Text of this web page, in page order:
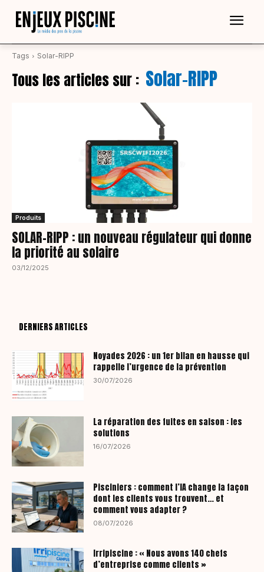
Tags Solar-RIPP
Tous les articles sur : Solar-RIPP
Produits
SOLAR-RIPP : un nouveau régulateur qui donne
la priorité au solaire
03/12/2025
DERNIERS ARTICLES
Noyades 2026 : un 1er bilan en hausse qui
rappelle l’urgence de la prévention
30/07/2026
La réparation des fuites en saison : les
solutions
16/07/2026
Pisciniers : comment l’IA change la façon
dont les clients vous trouvent… et
comment vous adapter ?
08/07/2026
Irripiscine : « Nous avons 140 chefs
d’entreprise comme clients »